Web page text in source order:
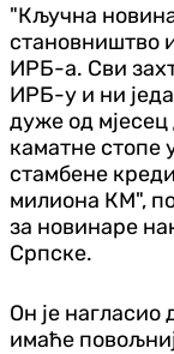
"Кључна
становништво
ИРБ-а. Сви
ИРБ-у и ни
дуже од
каматне стопе
стамбене
милиона КМ",
за новинаре
Српске.
Он је нагласио
имаће